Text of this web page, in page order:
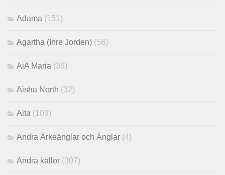
Adama (151)
Agartha (Inre Jorden) (58)
AiA Maria (36)
Aisha North (32)
Aita (109)
Andra Ärkeänglar och Änglar (4)
Andra källor (307)